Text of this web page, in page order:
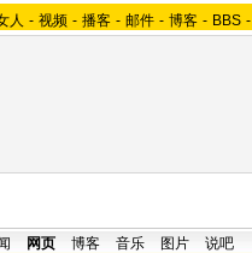
人 - 视频 - 播客 - 邮件 - 博客 - BBS -
网页 博客 音乐 图片 说吧